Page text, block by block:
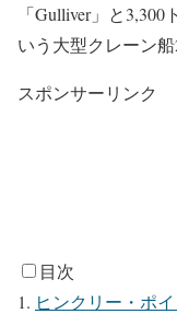
「Gulliver」と
いう大型クレーン船
スポンサーリンク
目次
ヒンクリー・ポ